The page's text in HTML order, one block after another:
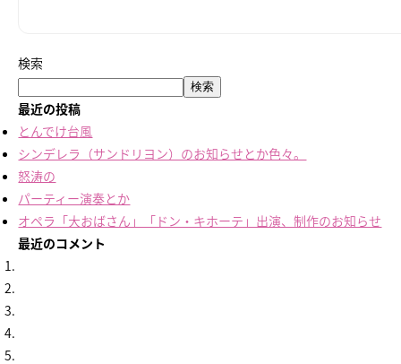
検索
検索
最近の投稿
とんでけ台風
シンデレラ（サンドリヨン）のお知らせとか色々。
怒涛の
パーティー演奏とか
オペラ「大おばさん」「ドン・キホーテ」出演、制作のお知らせ
最近のコメント